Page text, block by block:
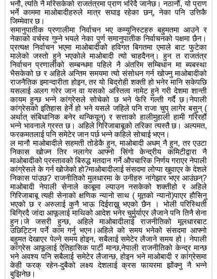
भनौ, त्यति नै मरिसकेको राजतंत्रमा प्राण भरिदै जानेछ। नठानौं, यो प्राण
भर्ने काममा माओबादीहरुले मात्र सघाइ रहेका छन्, नेका पनि उत्तिकै
जिम्मेवार छ।
समानुपातीक प्रणालीमा निर्वाचन भए कम्युनिस्टहरु बहुमतमा आउने र
नेकाको वर्चस्व गुम्ने भयले नेका पुर्ण समानुपातीक निर्वाचनको पक्षमा छैन।
प्रत्यक्ष निर्वाचन भएमा माओबादीको हविगत बिगतमा एमाले बाट फुटेका
मालेको जस्तो हुने भएकोले माओबादी त्यो चाहदैनन्। हुन त राजतंत्र
निर्वाचन प्रणालीको सम्बन्धमा पहिले नै अंतरिम सम्बिधान मा ब्यबस्था
भैसकेको छ र अहिले अन्तिम समयमा त्यो संसोधन गर्न खोज्नु माओबादीको
राजनैतिक इमान्दारीता होइन, तर यो बिद्रोही शक्ती हो भनेर मानि सकेपछि
यसलाई अलग गरेर जान वा यसको अस्तित्व नामेट हुने गरी देशमा शान्ती
कायम हुन्छ भन्ने कांग्रेसले सोचेको छ भने फेरि गल्ती गर्दै छ।नेपाली
कांग्रेसको इतिहास हेर्ने हो भने यसले जहिले पनि राजा चुप् लागेर बसुन् (
अर्थात् संबिधानिक बनेर थन्कियून्) र सत्ताको हालीमुहाली हामी गरिरहौं
भन्ने भावनाले ग्रस्त छ। अहिले गिरिजाबाबूको तरिका त्यस्तै छ। अल्पमत,
फरकमतलाई पनि समेटेर जान पर्छ भन्ने कहिले सोचाई भएन।
ल मानौ माओबादीले सहमती तोडेकै हुन, माओबादी अधम् नै हुन, तर एउटा
निकास खोज्न तिर नलागेर आफ्नो सिंगो केन्द्रीय कमिटीद्वारा नै
माओबादीको प्रस्तावको बिरुद्ध मतदान गर्ने औपचारिक निर्णय गराएर नेपाली
कांग्रेसले के गर्न खोजेको हो?माओबादीलाई संसदमा लोप्पा खुवाएर के देशले
निकास पांउछ? राजनीतिको मुलधारमा के उनीहरु नांगेझार भएर आउंछन्?
माओबादी नेपाली सेनाले काबूमा ल्याउन नसकेको शक्तीहो र अहिले
गिरिजाबाबू त्यही सेनाको क्षणिक न्यानो साथ ( मूतको न्यानो)पाएर हौसिनु
भएको छ र अरुलाई कुनै भाऊ दिईराख्नू भएको छैन । भोली परिस्थिती
बिग्रिदै जांदा आफूलाई माथिको आदेश भनेर चुर्मुर्याएर लैजाने पनि तिनै सेना
हुन।जे जसरी हुन्छ, अहिले माओबादीलाई राजनीतिको मूलधारबाट
उछिट्टिन पर्ने काम गर्नु भएन।अहिले को समय भनेको संसदमा आफ्नो
बहुमत देखाएर पेल्ने समय होइन, सबैलाई समेटेर लैजाने समय हो। नेपाली
कांग्रेस आफूलाई ऐतिहासिक पार्टी मान्छ,नेपाली राजनीतिको केन्द्र मान्छ
भने अवश्य पनि सबैलाई समेटेर लैजान्छ, होइन भने माओबादी र कांग्रेसमा
केही फरक् रहेन-दुबैको लक्ष्य देशलाई क्रस फायरमा झोंक्नु नै भन्ने
बुझिनेछ।